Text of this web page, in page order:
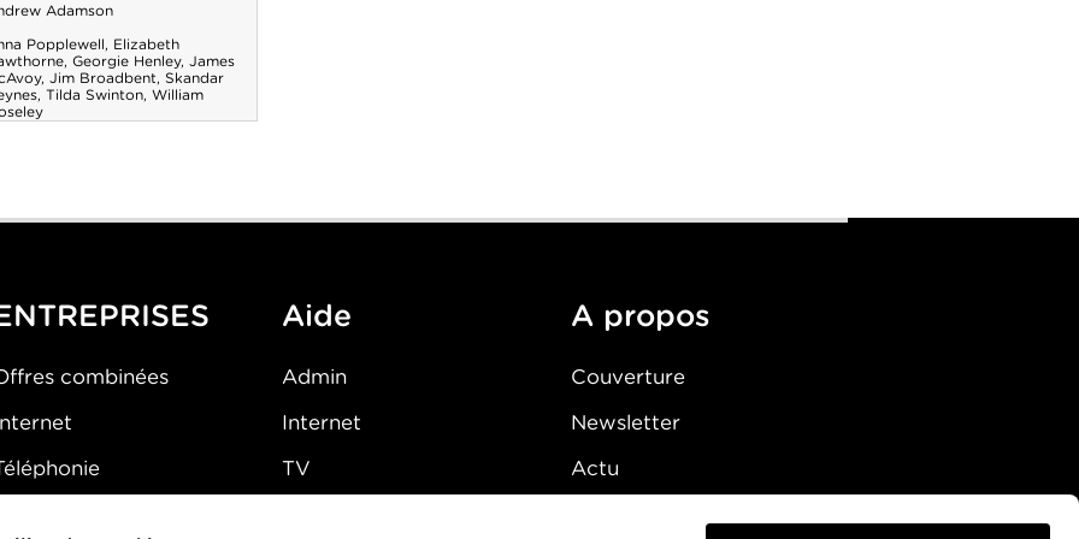
Adamson
Popplewell, Elizabeth
, Georgie Henley, James
, Jim Broadbent, Skandar
, Tilda Swinton, William
combinées
Aide
Admin
Internet
TV
A propos
Couverture
Newsletter
Actu